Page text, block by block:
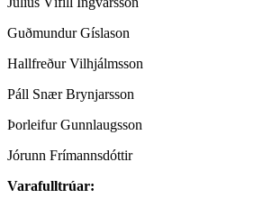
Guðmundur Gíslason
Hallfreður Vilhjálmsson
Páll Snær Brynjarsson
Þorleifur Gunnlaugsson
Jórunn Frímannsdóttir
Varafulltrúar: